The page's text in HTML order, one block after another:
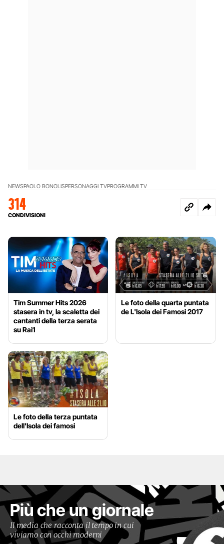
NEWSPAOLO BONOLISPERSONAGGI TVPROGRAMMI TV
314
CONDIVISIONI
Tim Summer Hits 2026
stasera in tv, la scaletta dei
cantanti della terza serata
su Rai1
Le foto della quarta puntata
de L'Isola dei Famosi 2017
Le foto della terza puntata
dell'Isola dei famosi
Più che un giornale
Il media che racconta il tempo in cui
viviamo con occhi moderni